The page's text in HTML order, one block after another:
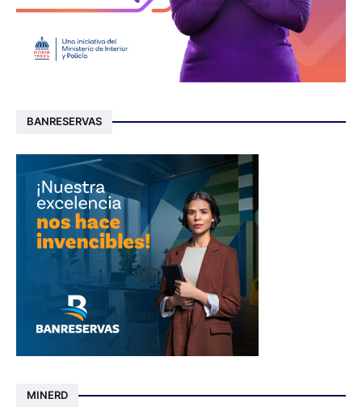
BANRESERVAS
MINERD